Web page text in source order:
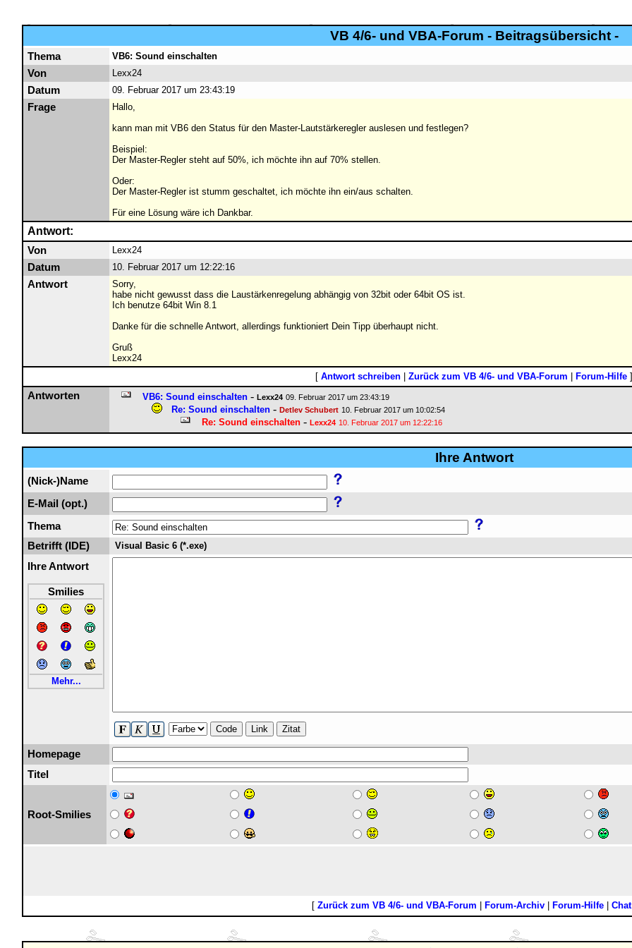
VB 4/6- und VBA-Forum - Beitragsübersicht -
Thema VB6: Sound einschalten
Von Lexx24
Datum 09. Februar 2017 um 23:43:19
Frage
Hallo,
kann man mit VB6 den Status für den Master-Lautstärkeregler auslesen und festlegen?
Beispiel:
Der Master-Regler steht auf 50%, ich möchte ihn auf 70% stellen.
Oder:
Der Master-Regler ist stumm geschaltet, ich möchte ihn ein/aus schalten.
Für eine Lösung wäre ich Dankbar.
Antwort:
Von Lexx24
Datum 10. Februar 2017 um 12:22:16
Antwort
Sorry,
habe nicht gewusst dass die Laustärkenregelung abhängig von 32bit oder 64bit OS ist.
Ich benutze 64bit Win 8.1
Danke für die schnelle Antwort, allerdings funktioniert Dein Tipp überhaupt nicht.
Gruß
Lexx24
[ Antwort schreiben Zurück zum VB 4/6- und VBA-Forum Forum-Hilfe ]
Antworten VB6: Sound einschalten - Lexx24 09. Februar 2017 um 23:43:19
Re: Sound einschalten - Detlev Schubert 10. Februar 2017 um 10:02:54
Re: Sound einschalten - Lexx24 10. Februar 2017 um 12:22:16
Ihre Antwort
(Nick-)Name
E-Mail (opt.)
Thema
Betrifft (IDE)
Visual Basic 6 (*.exe)
Ihre Antwort
Smilies
Mehr...
Code Link Zitat
Homepage
Titel
Root-Smilies
[ Zurück zum VB 4/6- und VBA-Forum Forum-Archiv| Forum-Hilfe| Chat